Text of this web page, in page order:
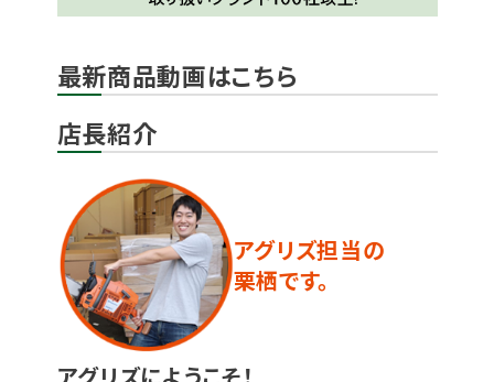
最新商品動画はこちら
店長紹介
アグリズ担当の
栗栖です。